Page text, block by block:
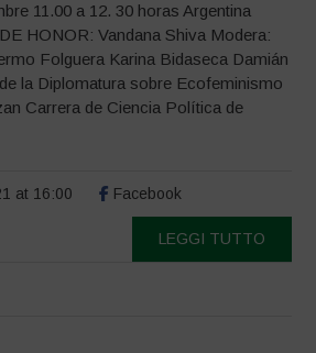
11.00 a 12. 30 horas Argentina
HONOR: Vandana Shiva Modera:
Folguera Karina Bidaseca Damián
la Diplomatura sobre Ecofeminismo
Carrera de Ciencia Política de
at 16:00 Facebook
LEGGI TUTTO